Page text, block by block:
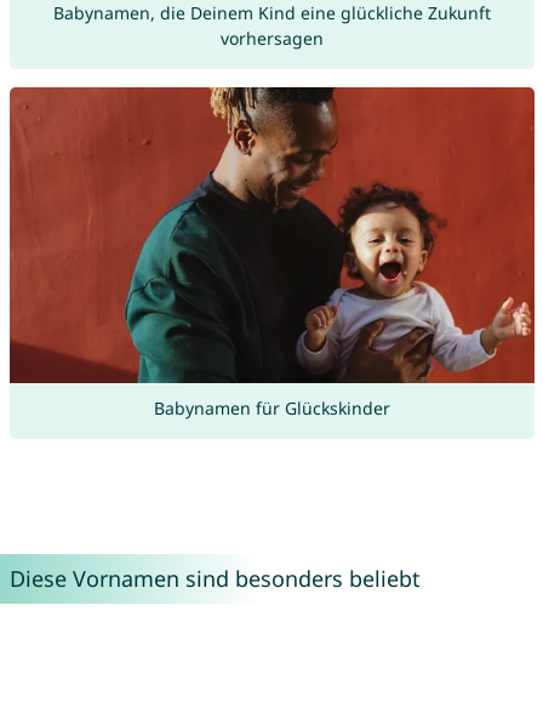
Babynamen, die Deinem Kind eine glückliche Zukunft
vorhersagen
Babynamen für Glückskinder
Diese Vornamen sind besonders beliebt